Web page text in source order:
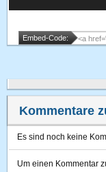
Embed-Code:
Kommentare
Es sind noch keine
Um einen Kommentar